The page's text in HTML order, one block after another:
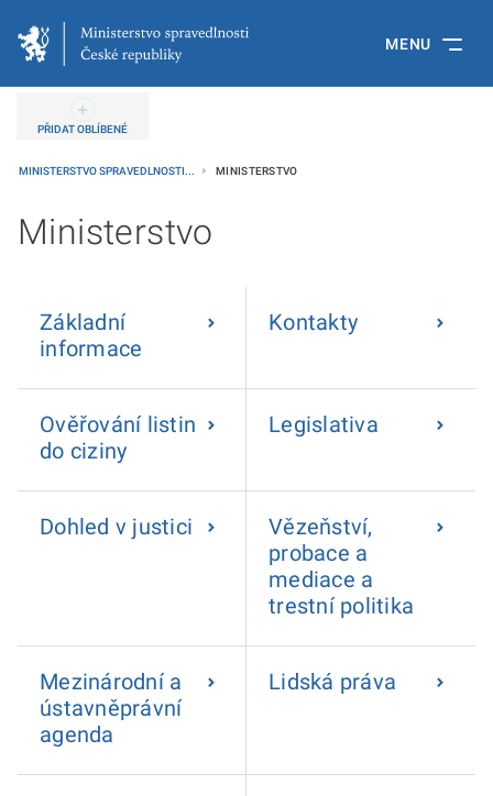
MENU
PŘIDAT OBLÍBENÉ
MINISTERSTVO SPRAVEDLNOSTI... MINISTERSTVO
Ministerstvo
Základní
informace
Kontakty
Ověřování listin
do ciziny
Legislativa
Dohled v justici
Vězeňství,
probace a
mediace a
trestní politika
Mezinárodní a
ústavněprávní
agenda
Lidská práva